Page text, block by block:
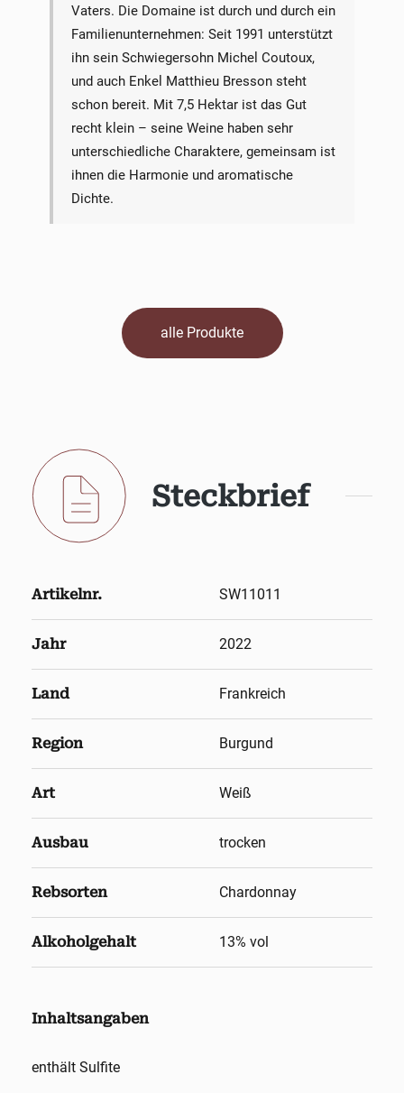
Vaters. Die Domaine ist durch und durch ein
Familienunternehmen: Seit 1991 unterstützt
ihn sein Schwiegersohn Michel Coutoux,
und auch Enkel Matthieu Bresson steht
schon bereit. Mit 7,5 Hektar ist das Gut
recht klein – seine Weine haben sehr
unterschiedliche Charaktere, gemeinsam ist
ihnen die Harmonie und aromatische
Dichte.
alle Produkte
Steckbrief
Artikelnr. SW11011
Jahr 2022
Land Frankreich
Region Burgund
Art Weiß
Ausbau trocken
Rebsorten Chardonnay
Alkoholgehalt 13% vol
Inhaltsangaben
enthält Sulfite